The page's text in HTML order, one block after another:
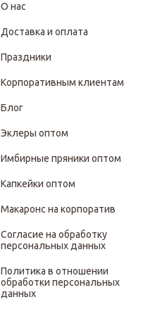
О нас
Доставка и оплата
Праздники
Корпоративным клиентам
Блог
Эклеры оптом
Имбирные пряники оптом
Капкейки оптом
Макаронс на корпоратив
Согласие на обработку
персональных данных
Политика в отношении
обработки персональных
данных